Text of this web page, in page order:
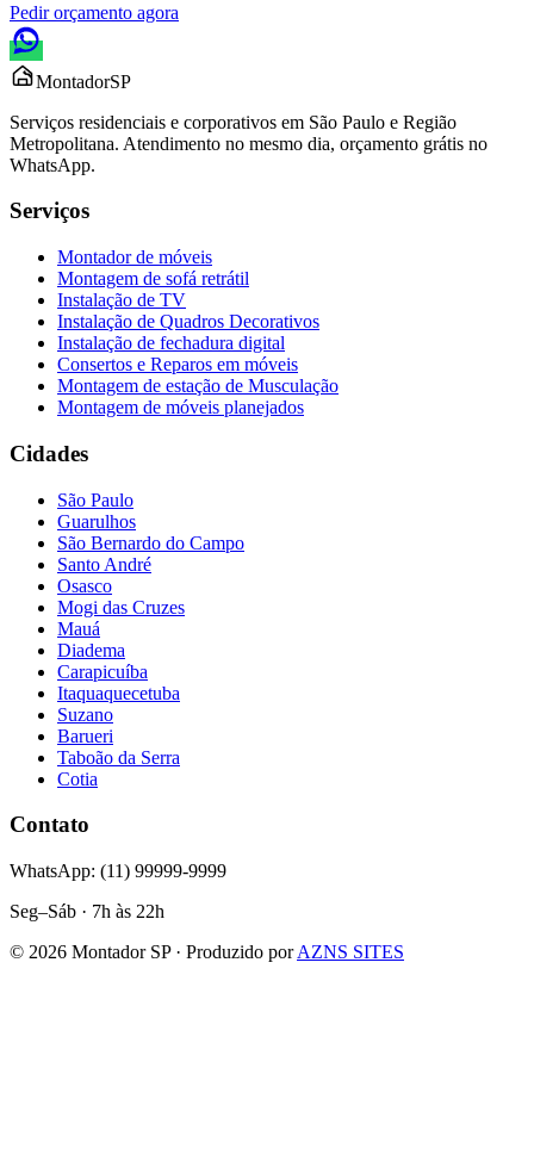
Pedir orçamento agora
MontadorSP
Serviços residenciais e corporativos em São Paulo e Região
Metropolitana. Atendimento no mesmo dia, orçamento grátis no
WhatsApp.
Serviços
Montador de móveis
Montagem de sofá retrátil
Instalação de TV
Instalação de Quadros Decorativos
Instalação de fechadura digital
Consertos e Reparos em móveis
Montagem de estação de Musculação
Montagem de móveis planejados
Cidades
São Paulo
Guarulhos
São Bernardo do Campo
Santo André
Osasco
Mogi das Cruzes
Mauá
Diadema
Carapicuíba
Itaquaquecetuba
Suzano
Barueri
Taboão da Serra
Cotia
Contato
WhatsApp: (11) 99999-9999
Seg–Sáb · 7h às 22h
© 2026 Montador SP · Produzido por AZNS SITES